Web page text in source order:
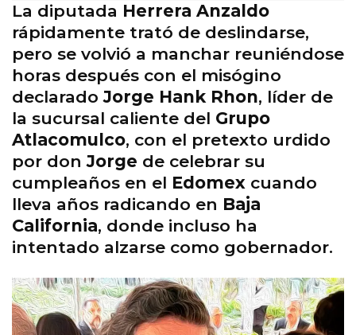
La diputada Herrera Anzaldo
rápidamente trató de deslindarse,
pero se volvió a manchar reuniéndose
horas después con el misógino
declaradoJorge Hank Rhon, líder de
la sucursal caliente del Grupo
Atlacomulco, con el pretexto urdido
por donJorge de celebrar su
cumpleaños en el Edomex cuando
lleva años radicando en Baja
California, donde incluso ha
intentado alzarse como gobernador.